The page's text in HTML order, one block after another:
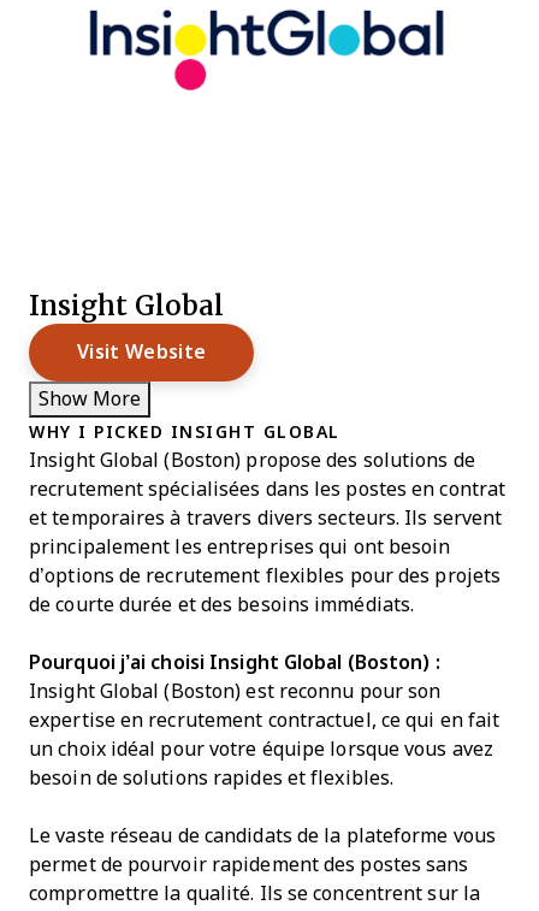
Insight Global
Visit Website
Show More
WHY I PICKED INSIGHT GLOBAL
Insight Global (Boston) propose des solutions de
recrutement spécialisées dans les postes en contrat
et temporaires à travers divers secteurs. Ils servent
principalement les entreprises qui ont besoin
d’options de recrutement flexibles pour des projets
de courte durée et des besoins immédiats.
Pourquoi j’ai choisi Insight Global (Boston) :
Insight Global (Boston) est reconnu pour son
expertise en recrutement contractuel, ce qui en fait
un choix idéal pour votre équipe lorsque vous avez
besoin de solutions rapides et flexibles.
Le vaste réseau de candidats de la plateforme vous
permet de pourvoir rapidement des postes sans
compromettre la qualité. Ils se concentrent sur la